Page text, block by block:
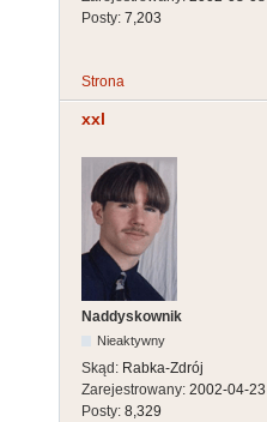
Posty: 7,203
Strona
xxl
Naddyskownik
Nieaktywny
Skąd: Rabka-Zdrój
Zarejestrowany: 2002-04-23
Posty: 8,329